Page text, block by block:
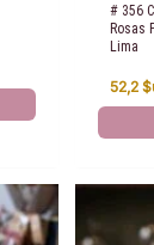
# 356
Rosas
Lima
52,2